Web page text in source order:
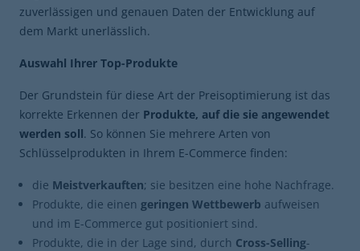
zuverlässigen und genauen Daten der Entwicklung auf
dem Markt unerlässlich.
Auswahl Ihrer Top-Produkte
Der Grundstein für diese Art der Preisoptimierung ist das
korrekte Erkennen der Produkte, auf die sie angewendet
werden soll. So können Sie mehrere Arten von
Schlüsselprodukten in Ihrem E-Commerce finden:
die Meistverkauften; sie besitzen eine hohe Nachfrage.
Produkte, die einen geringen Wettbewerb aufweisen
und im E-Commerce gut positioniert sind.
Produkte, die in der Lage sind, durch Cross-Selling-